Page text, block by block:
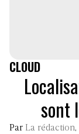
CLOUD
sont
Par La rédaction